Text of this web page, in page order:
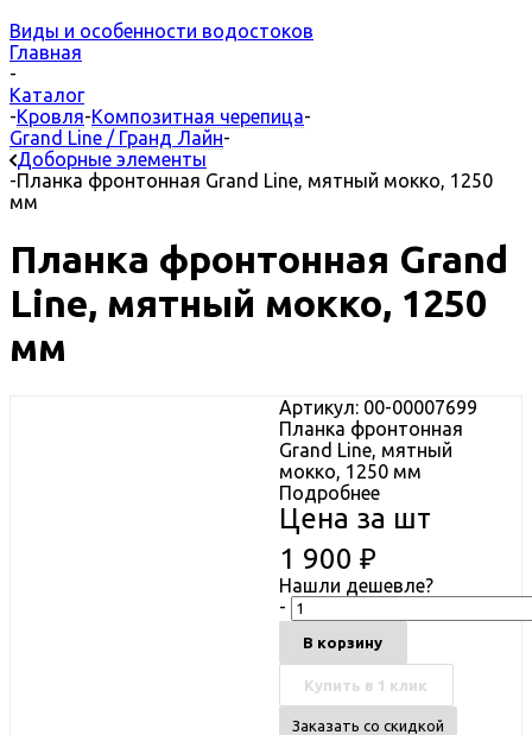
Виды и особенности водостоков
Главная
-
Каталог
-Кровля-Композитная черепица-
Grand Line / Гранд Лайн-
Доборные элементы
-Планка фронтонная Grand Line, мятный мокко, 1250
мм
Планка фронтонная Grand
Line, мятный мокко, 1250
мм
Артикул: 00-00007699
Планка фронтонная
Grand Line, мятный
мокко, 1250 мм
Подробнее
Цена за шт
1 900 ₽
Нашли дешевле?
-
В корзину
Купить в 1 клик
Заказать со скидкой